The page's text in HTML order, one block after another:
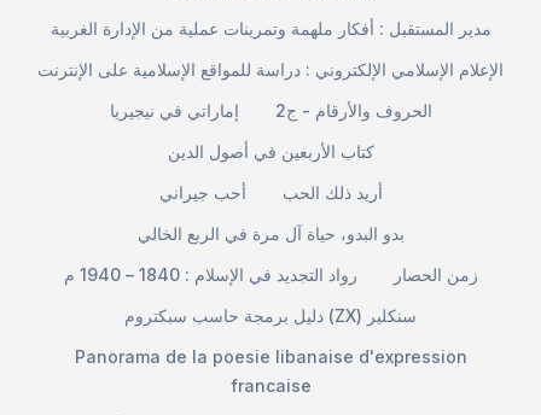
مدير المستقبل : أفكار ملهمة وتمرينات عملية من الإدارة الغربية
الإعلام الإسلامي الإلكتروني : دراسة للمواقع الإسلامية على الإنترنت
إماراتي في نيجيريا
الحروف والأرقام - ج2
كتاب الأربعين في أصول الدين
أحب جيراني
أريد ذلك الحب
بدو البدو، حياة آل مرة في الربع الخالي
رواد التجديد في الإسلام : 1840 – 1940 م
زمن الحصار
دليل برمجة حاسب سبكتروم (ZX) سنكلير
Panorama de la poesie libanaise d'expression
francaise